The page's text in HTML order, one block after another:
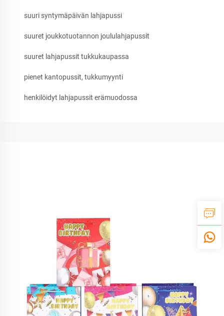
suuri syntymäpäivän lahjapussi
suuret joukkotuotannon joululahjapussit
suuret lahjapussit tukkukaupassa
pienet kantopussit, tukkumyynti
henkilöidyt lahjapussit erämuodossa